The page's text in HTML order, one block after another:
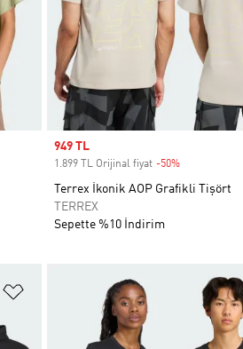
Sale price
949 TL
1.899 TL Orijinal fiyat -50%
Terrex İkonik AOP Grafikli Tişört
TERREX
Sepette %10 İndirim
Favori Listesine Ekle